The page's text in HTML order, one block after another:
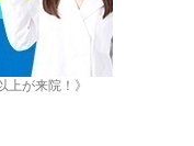
が来院！》